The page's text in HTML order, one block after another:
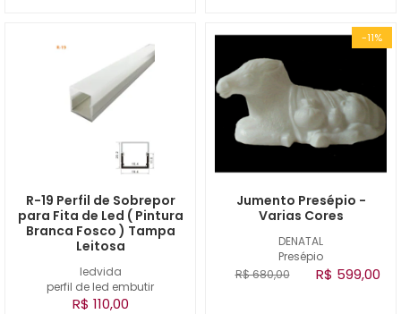
ledvida
perfil de led embutir
R-19 Perfil de Sobrepor
para Fita de Led ( Pintura
Branca Fosco ) Tampa
Leitosa
R$ 110,00
-11%
DENATAL
Presépio
Jumento Presépio -
Varias Cores
R$ 680,00 R$ 599,00